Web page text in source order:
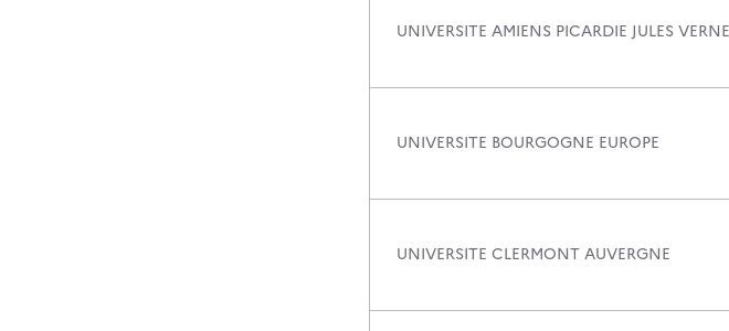
UNIVERSITE AMIENS PICARDIE JULES VERNE
UNIVERSITE BOURGOGNE EUROPE
UNIVERSITE CLERMONT AUVERGNE